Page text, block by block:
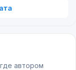
автором